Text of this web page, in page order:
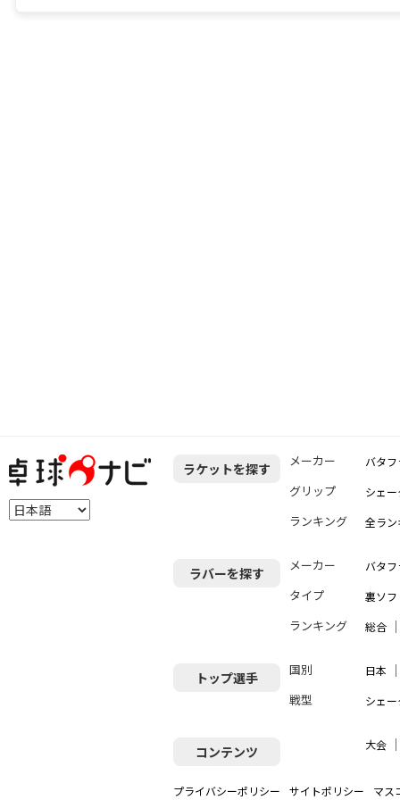
ラケットを探す メーカー バタ
グリップ シェー
ランキング 全ラ
ラバーを探す メーカー バタ
タイプ 裏ソフ
ランキング 総合
トップ選手 国別 日本
戦型 シェー
コンテンツ 大会
プライバシーポリシー サイトポリシー マス